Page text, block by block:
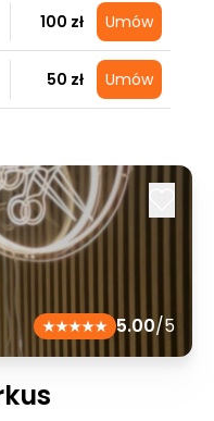
100 zł Umów
50 zł Umów
5.00/5